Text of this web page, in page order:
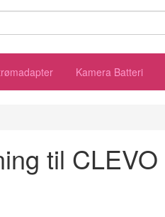
Kamera Batteri
til CLEVO